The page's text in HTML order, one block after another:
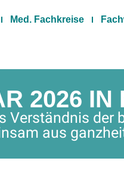
Med. Fachkreise
2026 IN
der
aus